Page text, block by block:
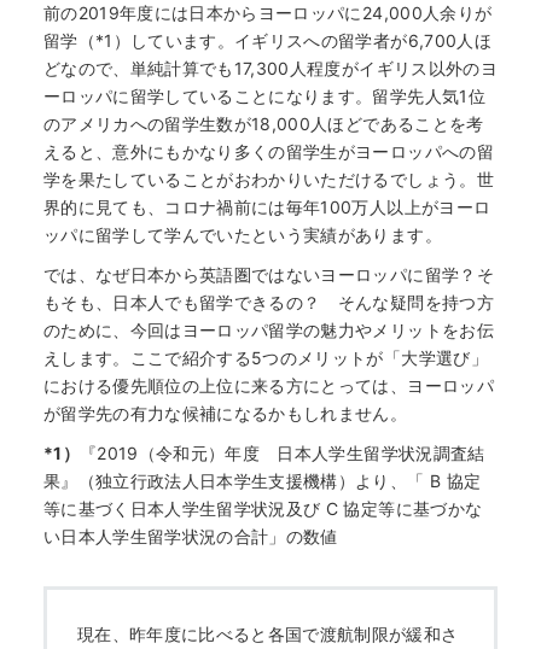
前の2019年度には日本からヨーロッパに24,000人余りが
留学（*1）しています。イギリスへの留学者が6,700人ほ
どなので、単純計算でも17,300人程度がイギリス以外のヨ
ーロッパに留学していることになります。留学先人気1位
のアメリカへの留学生数が18,000人ほどであることを考
えると、意外にもかなり多くの留学生がヨーロッパへの留
学を果たしていることがおわかりいただけるでしょう。世
界的に見ても、コロナ禍前には毎年100万人以上がヨーロ
ッパに留学して学んでいたという実績があります。
では、なぜ日本から英語圏ではないヨーロッパに留学？そ
もそも、日本人でも留学できるの？ そんな疑問を持つ方
のために、今回はヨーロッパ留学の魅力やメリットをお伝
えします。ここで紹介する5つのメリットが「大学選び」
における優先順位の上位に来る方にとっては、ヨーロッパ
が留学先の有力な候補になるかもしれません。
*1）
『2019（令和元）年度 日本人学生留学状況調査結
果』（独立行政法人日本学生支援機構）より、「 B 協定
等に基づく日本人学生留学状況及び C 協定等に基づかな
い日本人学生留学状況の合計」の数値
現在、昨年度に比べると各国で渡航制限が緩和さ